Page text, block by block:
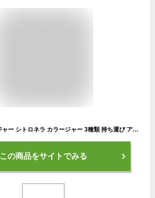
シトロネラカラージャー シトロネラ カラージャー 3種類 持ち運び アウトドア キャンプ 夏 アロマ 柑橘系 グランピング ピンク ターコイズ イエロー 夏フェス ガーデニング カメヤマキャンドルハウス
この商品をサイトでみる